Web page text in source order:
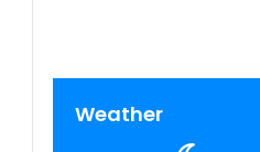
Weather